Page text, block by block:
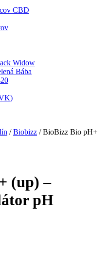
CBD
Widow
Bába
/Biobizz / BioBizz Bio pH+
(up) –
pH